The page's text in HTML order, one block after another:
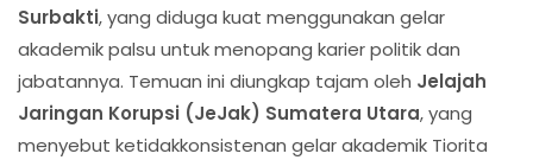
Surbakti, yang diduga kuat menggunakan gelar
akademik palsu untuk menopang karier politik dan
jabatannya. Temuan ini diungkap tajam oleh Jelajah
Jaringan Korupsi (JeJak) Sumatera Utara, yang
menyebut ketidakkonsistenan gelar akademik Tiorita